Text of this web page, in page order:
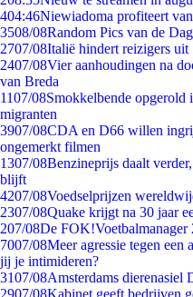
404:46Niewiadoma profiteert
3508/08Random Pics van de
2707/08Italië hindert reizigers uit
2407/08Vier aanhoudingen na
van Breda
1107/08Smokkelbende opgerold
migranten
3907/08CDA en D66 willen
ongemerkt filmen
1307/08Benzineprijs daalt
blijft
4207/08Voedselprijzen
2307/08Quake krijgt na 30 jaar
207/08De FOK!Voetbalmanager
7007/08Meer agressie tegen een
jij je intimideren?
3107/08Amsterdams dierenasiel
2907/08Kabinet geeft bedrijven